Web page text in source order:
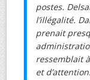
postes.
l’illégalité.
prenait
ressemblait
et d’attention.